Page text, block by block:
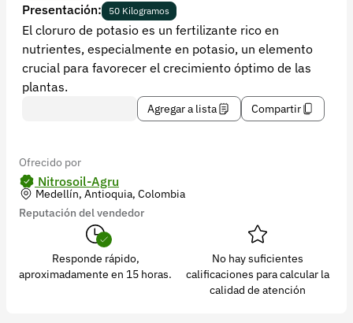
Presentación: 50 Kilogramos
El cloruro de potasio es un fertilizante rico en
nutrientes, especialmente en potasio, un elemento
crucial para favorecer el crecimiento óptimo de las
plantas.
Agregar a lista Compartir
Ofrecido por
Nitrosoil-Agru
Medellín, Antioquia, Colombia
Reputación del vendedor
Responde rápido,
aproximadamente en 15 horas.
No hay suficientes
calificaciones para calcular la
calidad de atención
Soporte
+57 323 2931928
contacto@croper.com
© 2026 Croper.com Todos los derechos reservados
Síguenos